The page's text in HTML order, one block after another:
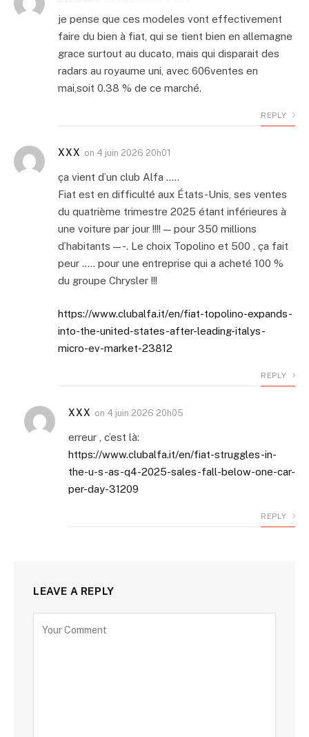
je pense que ces modeles vont effectivement
faire du bien à fiat, qui se tient bien en allemagne
grace surtout au ducato, mais qui disparait des
radars au royaume uni, avec 606ventes en
mai,soit 0.38 % de ce marché.
REPLY
XXX on 4 juin 2026 20h01
ça vient d’un club Alfa …..
Fiat est en difficulté aux États-Unis, ses ventes
du quatrième trimestre 2025 étant inférieures à
une voiture par jour !!!! — pour 350 millions
d’habitants — -. Le choix Topolino et 500 , ça fait
peur ….. pour une entreprise qui a acheté 100 %
du groupe Chrysler !!!
https://www.clubalfa.it/en/fiat-topolino-expands-
into-the-united-states-after-leading-italys-
micro-ev-market-23812
REPLY
XXX on 4 juin 2026 20h05
erreur , c’est là:
https://www.clubalfa.it/en/fiat-struggles-in-
the-u-s-as-q4-2025-sales-fall-below-one-car-
per-day-31209
REPLY
LEAVE A REPLY